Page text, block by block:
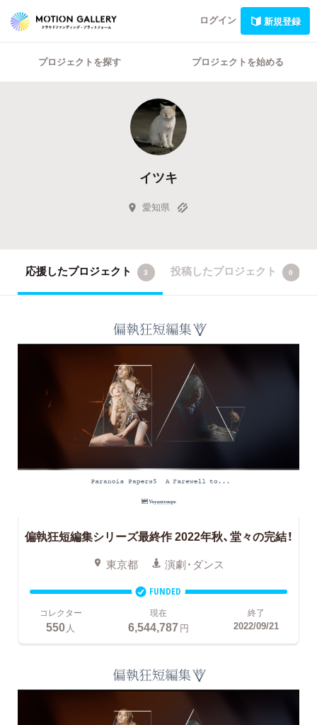
ログイン 新規登録
プロジェクトを探す プロジェクトを始める
イツキ
愛知県
応援したプロジェクト 3 投稿したプロジェクト 0
偏執狂短編集シリーズ最終作 2022年秋、堂々の完結！
東京都 演劇・ダンス
FUNDED
コレクター
550 人
現在
6,544,787円
終了
2022/09/21